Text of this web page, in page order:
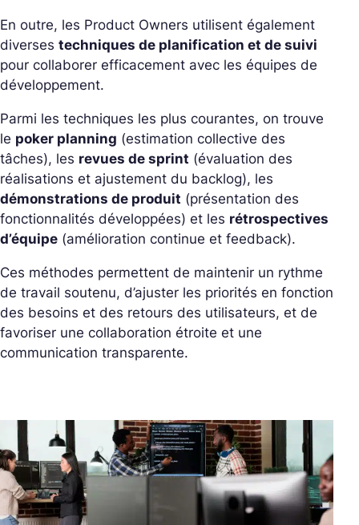
En outre, les Product Owners utilisent également
diverses techniques de planification et de suivi
pour collaborer efficacement avec les équipes de
développement.
Parmi les techniques les plus courantes, on trouve
le poker planning (estimation collective des
tâches), les revues de sprint (évaluation des
réalisations et ajustement du backlog), les
démonstrations de produit (présentation des
fonctionnalités développées) et les rétrospectives
d’équipe (amélioration continue et feedback).
Ces méthodes permettent de maintenir un rythme
de travail soutenu, d’ajuster les priorités en fonction
des besoins et des retours des utilisateurs, et de
favoriser une collaboration étroite et une
communication transparente.